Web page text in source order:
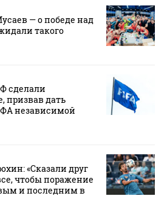
— о победе над
такого
сделали
призвав дать
независимой
«Сказали друг
чтобы поражение
и последним в